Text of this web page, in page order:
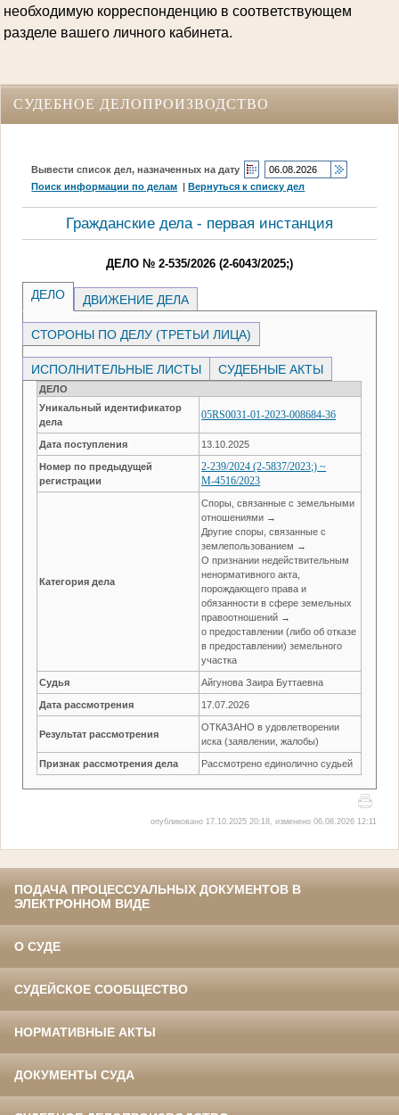
необходимую корреспонденцию в соответствующем
разделе вашего личного кабинета.
СУДЕБНОЕ ДЕЛОПРОИЗВОДСТВО
Вывести список дел, назначенных на дату
Поиск информации по делам |Вернуться к списку дел
Гражданские дела - первая инстанция
ДЕЛО № 2-535/2026 (2-6043/2025;)
ДЕЛО ДВИЖЕНИЕ ДЕЛА
СТОРОНЫ ПО ДЕЛУ (ТРЕТЬИ ЛИЦА)
ИСПОЛНИТЕЛЬНЫЕ ЛИСТЫ СУДЕБНЫЕ АКТЫ
ДЕЛО
Уникальный идентификатор
дела
05RS0031-01-2023-008684-36
Дата поступления 13.10.2025
Номер по предыдущей
регистрации
2-239/2024 (2-5837/2023;) ~
М-4516/2023
Категория дела
Споры, связанные с земельными
отношениями →
Другие споры, связанные с
землепользованием →
О признании недействительным
ненормативного акта,
порождающего права и
обязанности в сфере земельных
правоотношений →
о предоставлении (либо об отказе
в предоставлении) земельного
участка
Судья Айгунова Заира Буттаевна
Дата рассмотрения 17.07.2026
Результат рассмотрения
ОТКАЗАНО в удовлетворении
иска (заявлении, жалобы)
Признак рассмотрения дела Рассмотрено единолично судьей
опубликовано 17.10.2025 20:18, изменено 06.08.2026 12:11
ПОДАЧА ПРОЦЕССУАЛЬНЫХ ДОКУМЕНТОВ В
ЭЛЕКТРОННОМ ВИДЕ
О СУДЕ
СУДЕЙСКОЕ СООБЩЕСТВО
НОРМАТИВНЫЕ АКТЫ
ДОКУМЕНТЫ СУДА